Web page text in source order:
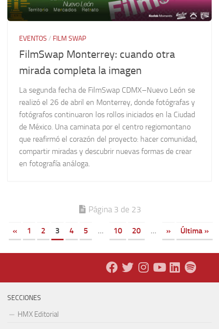
EVENTOS / FILM SWAP
FilmSwap Monterrey: cuando otra
mirada completa la imagen
La segunda fecha de FilmSwap CDMX–Nuevo León se
realizó el 26 de abril en Monterrey, donde fotógrafas y
fotógrafos continuaron los rollos iniciados en la Ciudad
de México. Una caminata por el centro regiomontano
que reafirmó el corazón del proyecto: hacer comunidad,
compartir miradas y descubrir nuevas formas de crear
en fotografía análoga.
Página 3 de 23
« 1 2 3 4 5 ... 10 20 ... » Última »
SECCIONES
HMX Editorial